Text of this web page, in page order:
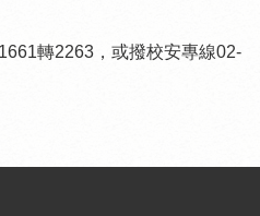
轉2263，或撥校安專線02-